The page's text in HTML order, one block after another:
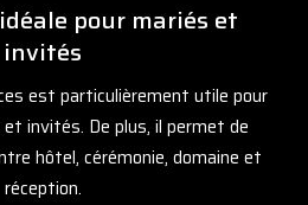
pour mariés et
invités
est particulièrement utile pour
invités. De plus, il permet de
hôtel, cérémonie, domaine et
réception.